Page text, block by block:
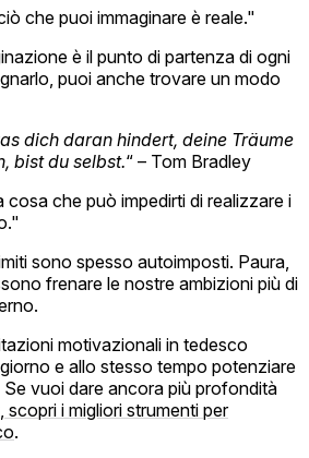
che puoi immaginare è reale."
è il punto di partenza di ogni
puoi anche trovare un modo
dich daran hindert, deine Träume
bist du selbst.“ – Tom Bradley
cosa che può impedirti di realizzare i
sono spesso autoimposti. Paura,
frenare le nostre ambizioni più di
motivazionali in tedesco
e allo stesso tempo potenziare
vuoi dare ancora più profondità
scopri i migliori strumenti per
.